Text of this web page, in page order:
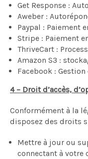
Get Response :
Aweber :
Paypal : Paiement
Stripe : Paiement
ThriveCart :
Amazon S3 :
Facebook :
4 – Droit d’accès,
Conformément à la
disposez des droits
Mettre à jour ou
connectant à votre